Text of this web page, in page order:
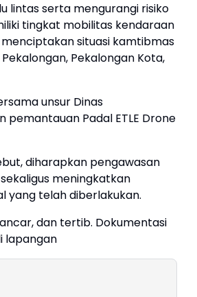
lintas serta mengurangi risiko
tingkat mobilitas kendaraan
situasi kamtibmas
Pekalongan Kota,
unsur Dinas
Padal ETLE Drone
diharapkan pengawasan
meningkatkan
yang telah diberlakukan.
dan tertib. Dokumentasi
lapangan